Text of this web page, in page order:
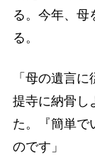
る。今年、母
る。
「母の遺言
提寺に納骨し
た。『簡単で
のです」